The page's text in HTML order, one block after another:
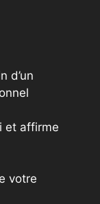
d’un
et affirme
votre